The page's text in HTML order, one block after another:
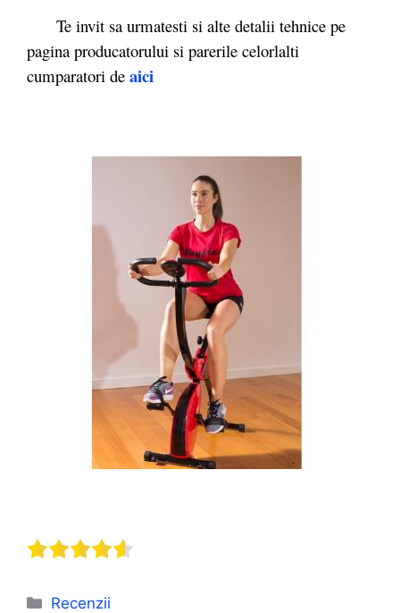
Te invit sa urmatesti si alte detalii tehnice pe
pagina producatorului si parerile celorlalti
cumparatori de aici
Categorii
Recenzii